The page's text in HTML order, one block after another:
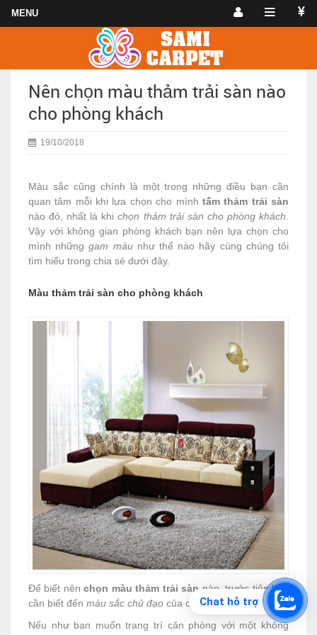
Nên chọn màu thảm trải sàn nào
cho phòng khách
19/10/2018
Màu sắc cũng chính là một trong những điều bạn cần
quan tâm mỗi khi lựa chọn cho mình tấm thảm trải sàn
nào đó, nhất là khichọn thảm trải sàn cho phòng khách
Vậy với không gian phòng khách bạn nên lựa chọn cho
mình nhữnggam màunhư thế nào hãy cùng chúng tôi
tìm hiểu trong chia sẻ dưới đây.
Màu thảm trải sàn cho phòng khách
Để biết nênchọn màu thảm trải sàn nào, trước tiên bạn
cần biết đến màu sắc chủ đạo của căn phòng.
Nếu như bạn muốn trang trí căn phòng với một không
Chat hỗ trợ